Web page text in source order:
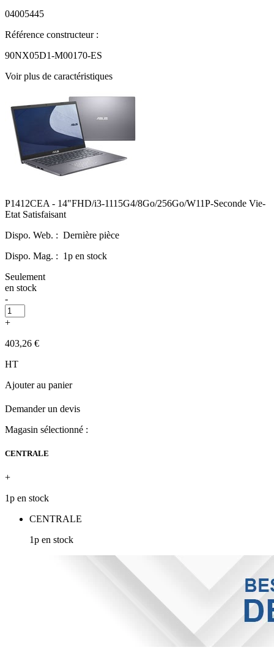
04005445
Référence constructeur :
90NX05D1-M00170-ES
Voir plus de caractéristiques
P1412CEA - 14"FHD/i3-1115G4/8Go/256Go/W11P-Seconde Vie-
Etat Satisfaisant
Dispo. Web. : Dernière pièce
Dispo. Mag. : 1p en stock
Seulement
en stock
-
+
403,26 €
HT
Ajouter au panier
Demander un devis
Magasin sélectionné :
CENTRALE
+
1p en stock
CENTRALE
1p en stock